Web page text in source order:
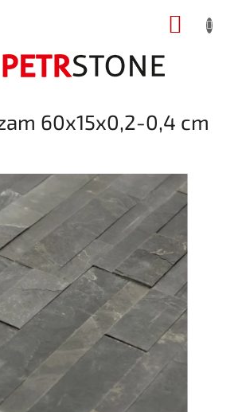
60x15x0,2-0,4 cm